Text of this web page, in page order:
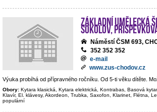
Základní umělecká
Sokolov,
Náměstí ČSM 693,
352 352 352
e-mail
www.zus-chodov.cz
Výuka probíhá od přípravného ročníku. Od 5-ti věku dítěte.
Obory: Kytara klasická, Kytara elektrická, Kontrabas, Basová
Klavír, El. klávesy, Akordeon, Trubka, Saxofon, Klarinet, Flétna,
populární